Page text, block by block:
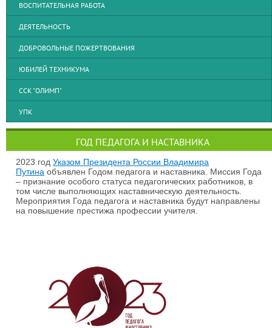
ВОСПИТАТЕЛЬНАЯ РАБОТА
ДЕЯТЕЛЬНОСТЬ
ДОБРОВОЛЬНЫЕ ПОЖЕРТВОВАНИЯ
ЮБИЛЕЙ ТЕХНИКУМА
ССК "ОЛИМП"
УПК
ГОД ПЕДАГОГА И НАСТАВНИКА
2023 годУказом Президента России Владимира
Путина объявлен Годом педагога и наставника. Миссия Года
– признание особого статуса педагогических работников, в
том числе выполняющих наставническую деятельность.
Мероприятия Года педагога и наставника будут направлены
на повышение престижа профессии учителя.